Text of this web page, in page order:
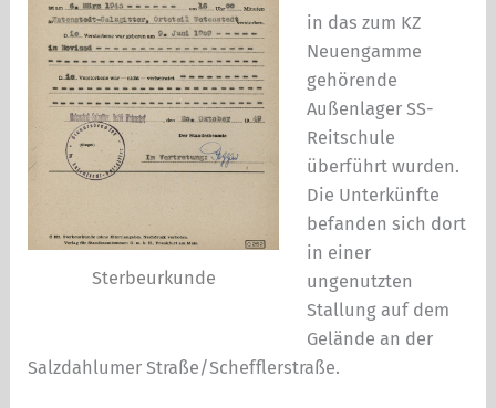
Sterbeurkunde
in das zum KZ
Neuengamme
gehö­rende
Außenlager SS-
Reitschule
überführt wurden.
Die Unterkünfte
befanden sich dort
in einer
ungenutzten
Stallung auf dem
Gelände an der
Salzdahlumer Straße/Schefflerstraße.